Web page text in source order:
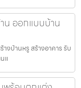
น ออกแบบบ้าน
งบ้านหรู สร้างอาคาร รับ
แ